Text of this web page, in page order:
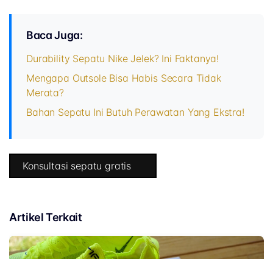
Baca Juga:
Durability Sepatu Nike Jelek? Ini Faktanya!
Mengapa Outsole Bisa Habis Secara Tidak
Merata?
Bahan Sepatu Ini Butuh Perawatan Yang Ekstra!
Konsultasi sepatu gratis
Artikel Terkait